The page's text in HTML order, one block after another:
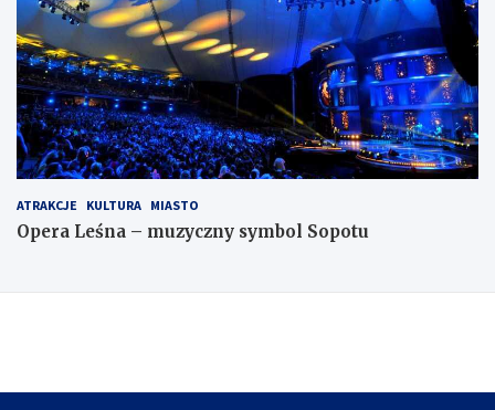
ATRAKCJE KULTURA MIASTO
Opera Leśna – muzyczny symbol Sopotu